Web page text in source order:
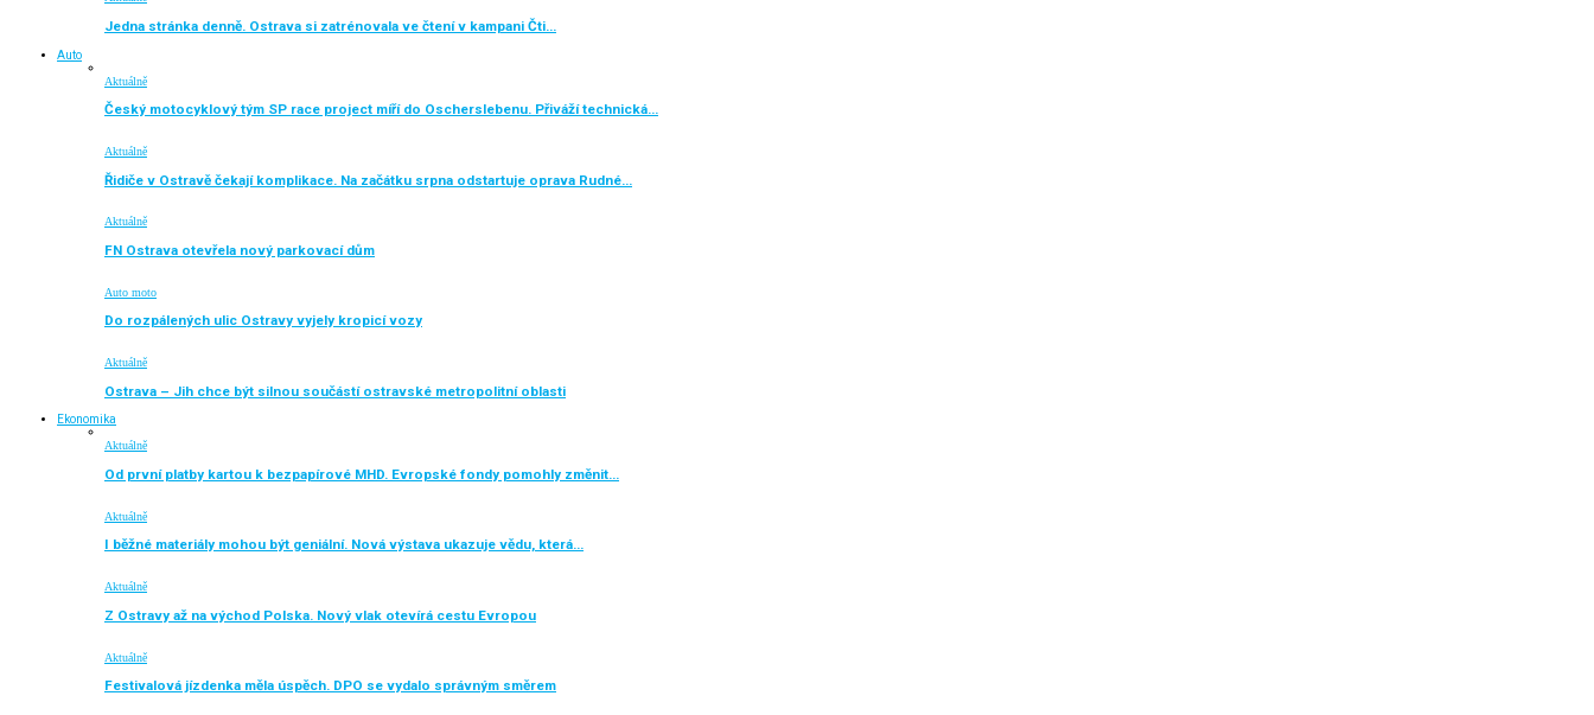
Jedna stránka denně. Ostrava si zatrénovala ve čtení v kampani Čti…
Auto
Aktuálně
Český motocyklový tým SP race project míří do Oscherslebenu. Přiváží technická…
Aktuálně
Řidiče v Ostravě čekají komplikace. Na začátku srpna odstartuje oprava Rudné…
Aktuálně
FN Ostrava otevřela nový parkovací dům
Auto moto
Do rozpálených ulic Ostravy vyjely kropicí vozy
Aktuálně
Ostrava – Jih chce být silnou součástí ostravské metropolitní oblasti
Ekonomika
Aktuálně
Od první platby kartou k bezpapírové MHD. Evropské fondy pomohly změnit…
Aktuálně
I běžné materiály mohou být geniální. Nová výstava ukazuje vědu, která…
Aktuálně
Z Ostravy až na východ Polska. Nový vlak otevírá cestu Evropou
Aktuálně
Festivalová jízdenka měla úspěch. DPO se vydalo správným směrem